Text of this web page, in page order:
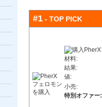
#1 - TOP PICK
材料:
結果:
値:
小売:
特別オファー: